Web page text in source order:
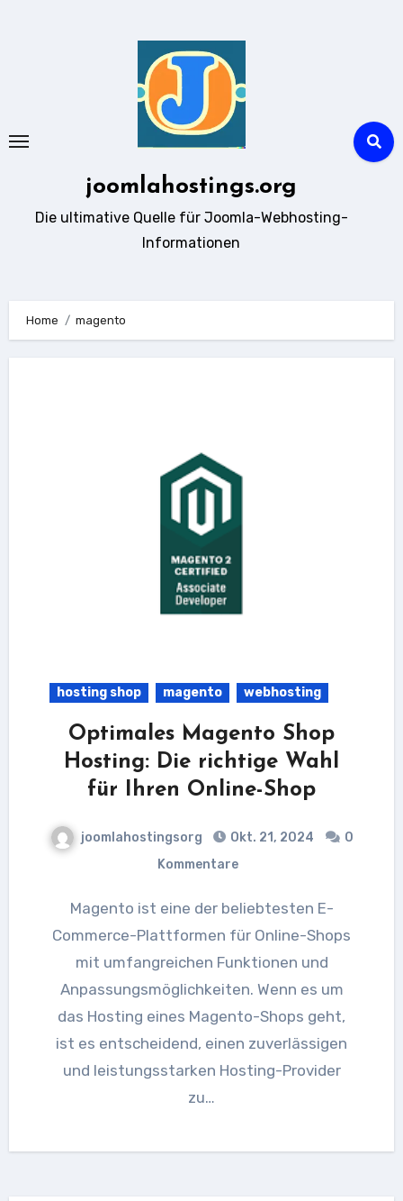
joomlahostings.org
Die ultimative Quelle für Joomla-Webhosting-
Informationen
Home magento
hosting shop magento webhosting
Optimales Magento Shop
Hosting: Die richtige Wahl
für Ihren Online-Shop
joomlahostingsorg Okt. 21, 2024
0
Kommentare
Magento ist eine der beliebtesten E-
Commerce-Plattformen für Online-Shops
mit umfangreichen Funktionen und
Anpassungsmöglichkeiten. Wenn es um
das Hosting eines Magento-Shops geht,
ist es entscheidend, einen zuverlässigen
und leistungsstarken Hosting-Provider
zu…